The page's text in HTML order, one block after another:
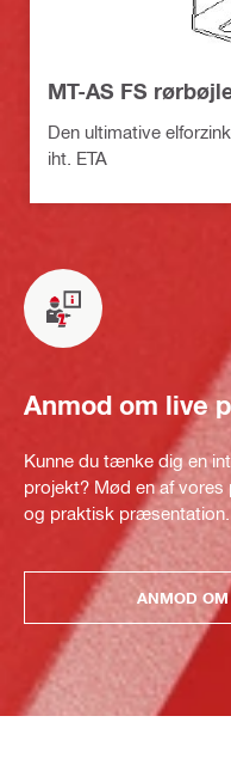
MT-AS FS
Den ultimative
iht. ETA
Anmod om live
Kunne du tænke dig en
projekt? Mød en af
og praktisk præsentation.
ANMOD